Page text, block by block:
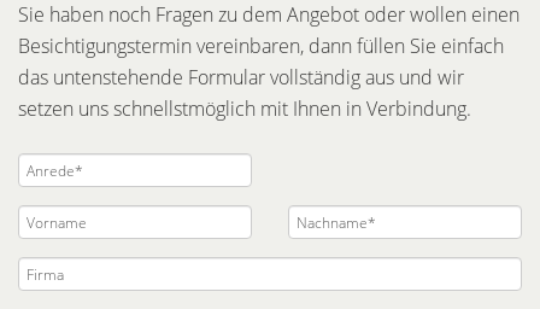
Sie haben noch Fragen zu dem Angebot oder wollen einen
Besichtigungstermin vereinbaren, dann füllen Sie einfach
das untenstehende Formular vollständig aus und wir
setzen uns schnellstmöglich mit Ihnen in Verbindung.